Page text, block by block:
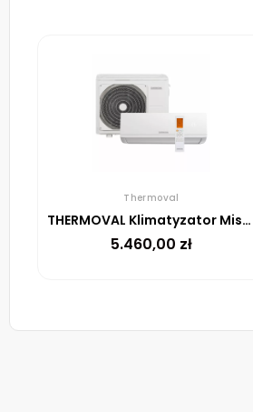
Thermoval
THERMOVAL Klimatyzator Mishima TVK-M70 moc 7,0kW komplet klimatyzacji
5.460,00 zł